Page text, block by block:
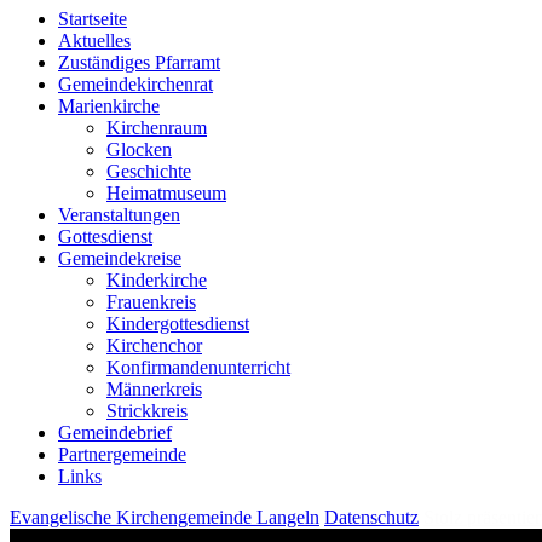
Startseite
Aktuelles
Zuständiges Pfarramt
Gemeindekirchenrat
Marienkirche
Kirchenraum
Glocken
Geschichte
Heimatmuseum
Veranstaltungen
Gottesdienst
Gemeindekreise
Kinderkirche
Frauenkreis
Kindergottesdienst
Kirchenchor
Konfirmandenunterricht
Männerkreis
Strickkreis
Gemeindebrief
Partnergemeinde
Links
Evangelische Kirchengemeinde Langeln Datenschutz